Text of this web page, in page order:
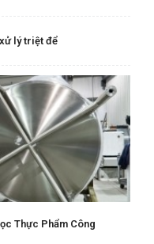
lý triệt để
Thực Phẩm Công